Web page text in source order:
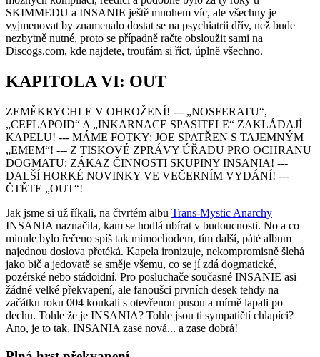
SKIMMEDU a INSANIE ještě mnohem víc, ale všechny je
vyjmenovat by znamenalo dostat se na psychiatrii dřív, než bude
nezbytně nutné, proto se případně račte obsloužit sami na
Discogs.com, kde najdete, troufám si říct, úplně všechno.
KAPITOLA VI: OUT
ZEMĚKRYCHLE V OHROŽENÍ! --- „NOSFERATU“,
„CEFLAPOID“ A „INKARNACE SPASITELE“ ZAKLÁDAJÍ
KAPELU! --- MÁME FOTKY: JOE SPATŘEN S TAJEMNÝM
„EMEM“! --- Z TISKOVÉ ZPRÁVY ÚŘADU PRO OCHRANU
DOGMATU: ZÁKAZ ČINNOSTI SKUPINY INSANIA! ---
DALŠÍ HORKÉ NOVINKY VE VEČERNÍM VYDÁNÍ! ---
ČTĚTE „OUT“!
Jak jsme si už říkali, na čtvrtém albu Trans-Mystic Anarchy
INSANIA naznačila, kam se hodlá ubírat v budoucnosti. No a co
minule bylo řečeno spíš tak mimochodem, tím další, páté album
najednou doslova přetéká. Kapela ironizuje, nekompromisně šlehá
jako bič a jedovatě se směje všemu, co se jí zdá dogmatické,
pozérské nebo stádoidní. Pro posluchače současné INSANIE asi
žádné velké překvapení, ale fanoušci prvních desek tehdy na
začátku roku 004 koukali s otevřenou pusou a mírně lapali po
dechu. Tohle že je INSANIA? Tohle jsou ti sympatičtí chlapíci?
Ano, je to tak, INSANIA zase nová... a zase dobrá!